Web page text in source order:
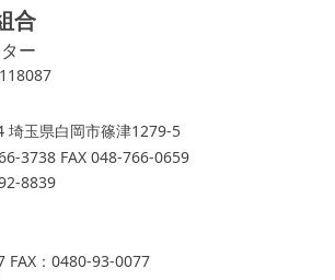
合
ー
埼玉県白岡市篠津1279-5
3738 FAX 048-766-0659
8839
FAX：0480-93-0077